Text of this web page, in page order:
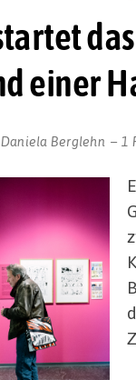
einer
Daniela Berglehn 1